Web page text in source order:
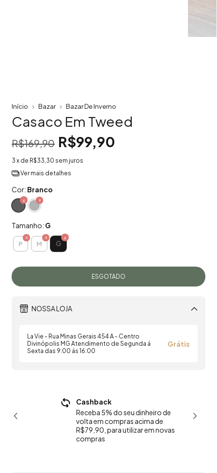
Início Bazar Bazar De Inverno
Casaco Em Tweed
R$169,90 R$99,90
3 x de R$33,30 sem juros
Ver mais detalhes
Cor: Branco
Tamanho: G
P M G
NOSSA LOJA
La Vie - Rua Minas Gerais 454 A - Centro
Divinópolis MG Atendimento de Segunda á
Sexta das 9:00 ás 16:00
Grátis
Cashback
Receba 5% do seu dinheiro de
volta em compras acima de
R$79,90, para utilizar em novas
compras